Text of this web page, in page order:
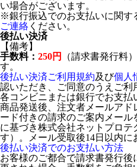
い場合がございます。
※銀行振込でのお支払いに関す
ご連絡 ください。
後払い決済
【備考】
手数料： 250円
（請求書発行料
す。
後払い決済ご利用規約及び個人
認いただき、ご同意のうえご利
各コンビニまたは銀行でお支払
商品発送後、注文者メールアド
ード付きの請求のご案内メー
に基づき株式会社ネットプロテ
す）。メール受取後14日以内に
後払い決済でのお支払い方法
お客様のご都合で請求書発行